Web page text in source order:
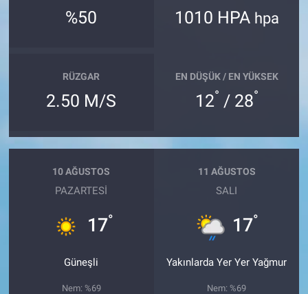
%50 1010 HPA hpa
RÜZGAR
2.50 M/S
EN DÜŞÜK / EN YÜKSEK
12° / 28°
10 AĞUSTOS
PAZARTESI
17°
Güneşli
Nem: %69
11 AĞUSTOS
SALI
17°
Yakınlarda Yer Yer Yağmur
Nem: %69